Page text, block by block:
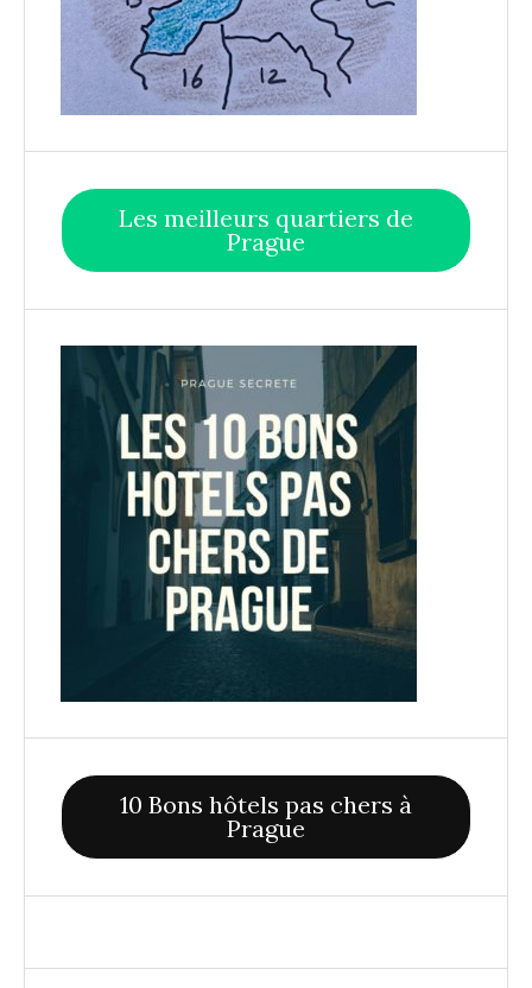
Les meilleurs quartiers de
Prague
10 Bons hôtels pas chers à
Prague